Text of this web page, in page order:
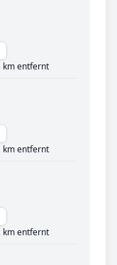
km entfernt
km entfernt
km entfernt